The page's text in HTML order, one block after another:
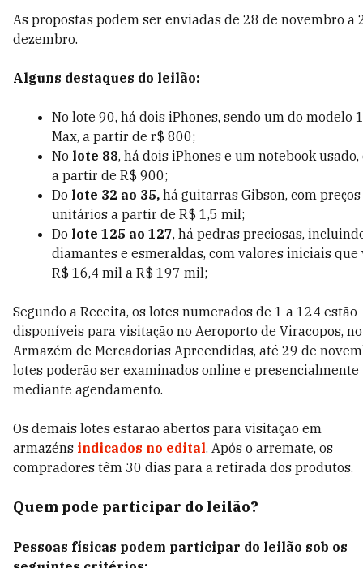
As propostas podem ser enviadas de 28 de novembro a
dezembro.
Alguns destaques do leilão:
No lote 90, há dois iPhones, sendo um do modelo
Max, a partir de r$ 800;
No lote 88, há dois iPhones e um notebook usado,
a partir de R$ 900;
Do lote 32 ao 35, há guitarras Gibson, com preços
unitários a partir de R$ 1,5 mil;
Do lote 125 ao 127, há pedras preciosas,
diamantes e esmeraldas, com valores iniciais que
R$ 16,4 mil a R$ 197 mil;
Segundo a Receita, os lotes numerados de 1 a 124 estão
disponíveis para visitação no Aeroporto de Viracopos, no
Armazém de Mercadorias Apreendidas, até 29 de
lotes poderão ser examinados online e presencialmente
mediante agendamento.
Os demais lotes estarão abertos para visitação em
armazéns indicados no edital. Após o arremate, os
compradores têm 30 dias para a retirada dos produtos.
Quem pode participar do leilão?
Pessoas físicas podem participar do leilão sob os